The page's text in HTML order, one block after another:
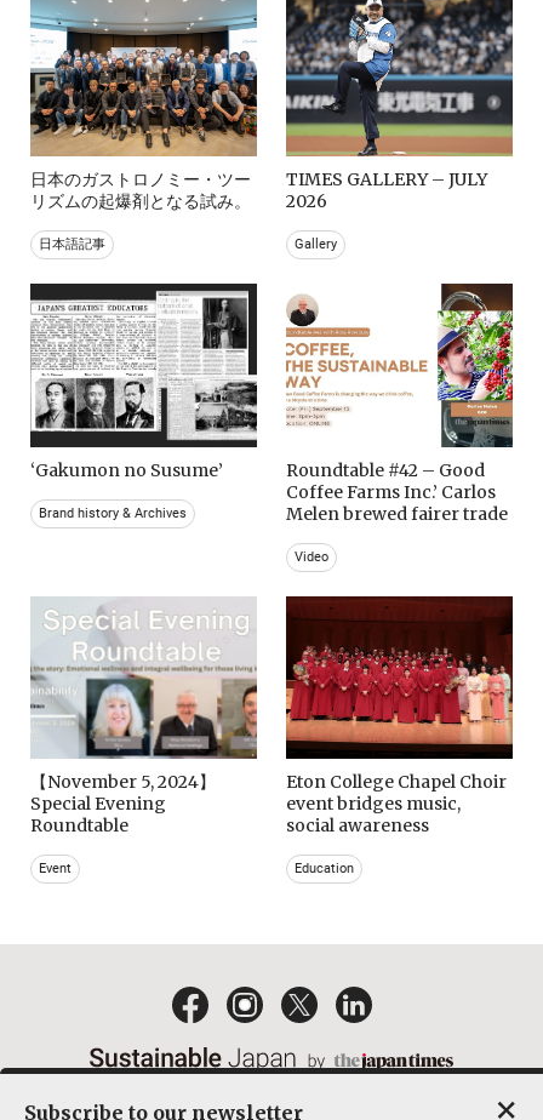
日本のガストロノミー・ツー
リズムの起爆剤となる試み。
日本語記事
TIMES GALLERY – JULY
2026
Gallery
‘Gakumon no Susume’
Brand history & Archives
Roundtable #42 – Good
Coffee Farms Inc.’ Carlos
Melen brewed fairer trade
Video
【November 5, 2024】
Special Evening
Roundtable
Event
Eton College Chapel Choir
event bridges music,
social awareness
Education
Subscribe to our newsletter ×